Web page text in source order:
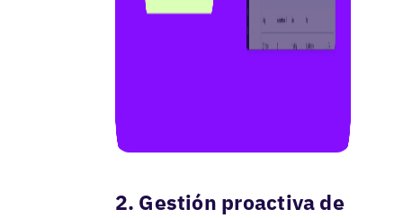
2. Gestión proactiva de